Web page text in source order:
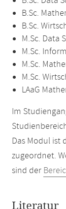
B.Sc.
B.Sc.
M.Sc. Data
M.Sc.
M.Sc.
M.Sc.
LAaG
Im
Das Modul ist
zugeordnet.
sind der
Literatur